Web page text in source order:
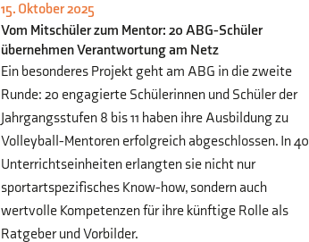
BEGABTENFÖRDERUNG
SCHÜLER,SPORT
15. Oktober 2025
Vom Mitschüler zum Mentor: 20 ABG-Schüler
übernehmen Verantwortung am Netz
Ein besonderes Projekt geht am ABG in die zweite
Runde: 20 engagierte Schülerinnen und Schüler der
Jahrgangsstufen 8 bis 11 haben ihre Ausbildung zu
Volleyball-Mentoren erfolgreich abgeschlossen. In 40
Unterrichtseinheiten erlangten sie nicht nur
sportartspezifisches Know-how, sondern auch
wertvolle Kompetenzen für ihre künftige Rolle als
Ratgeber und Vorbilder.